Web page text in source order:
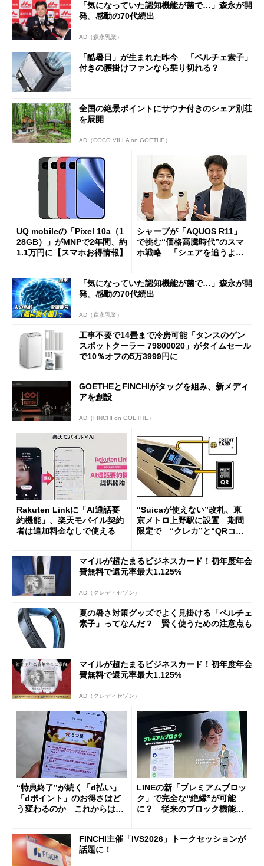
「気になっていた認知機能が菌で…」森永が開
発。感動の70代続出
AD（森永乳業）
「酷暑日」が生まれた昨今 「ペルチェ素子」
付きの腰掛けファンなら乗り切れる？
全国の絶景ポイントにサウナ付きのシェア別荘
を展開
AD（COCO VILLA on GOETHE）
UQ mobileの「Pixel 10a（1
28GB）」がMNPで2年間、約
1.1万円に【スマホお得情報】
シャープが「AQUOS R11」
で挑む“価格高騰時代”のスマ
ホ戦略 「シェアを追うより
「気になっていた認知機能が菌で…」森永が開
発。感動の70代続出
AD（森永乳業）
工事不要で14畳まで冷房可能「タンスのゲン
スポットクーラー 79800020」がタイムセール
で10％オフの5万3999円に
GOETHEとFINCHIがタッグを組み、新メディ
アを創設
AD（FINCHI on GOETHE）
Rakuten Linkに「AI通話要
約機能」、楽天モバイル契約
者は追加料金なしで使える
“Suicaが使えない”改札、東
京メトロ上野駅に設置 期間
限定で “クレカ”と“QRコー
マイルが超たまるビジネスカード！初年度年会
費無料で還元率最大1.125%
AD（クレディセゾン）
夏の暑さ対策グッズでよく見掛ける「ペルチェ
素子」ってなんだ？ 賢く使うための注意点も
マイルが超たまるビジネスカード！初年度年会
費無料で還元率最大1.125%
AD（クレディセゾン）
“特典終了”が続く「d払い」
「dポイント」のお得さはど
う変わるのか これからは
LINEの新「プレミアムブロッ
ク」で完全な“絶縁”が可能
に？ 従来のブロック機能と
FINCHI主催「IVS2026」トークセッションが
話題に！